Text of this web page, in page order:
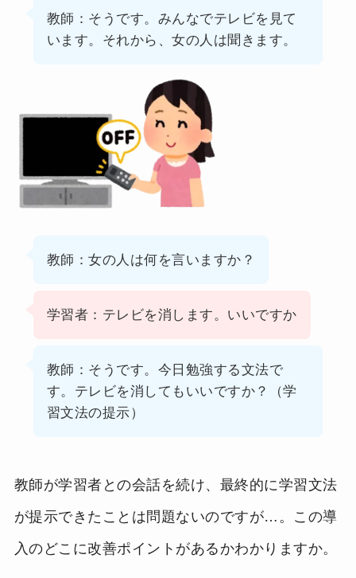
教師：そうです。みんなでテレビを見て
います。それから、女の人は聞きます。
教師：女の人は何を言いますか？
学習者：テレビを消します。いいですか
教師：そうです。今日勉強する文法で
す。テレビを消してもいいですか？（学
習文法の提示）
教師が学習者との会話を続け、最終的に学習文法
が提示できたことは問題ないのですが…。この導
入のどこに改善ポイントがあるかわかりますか。